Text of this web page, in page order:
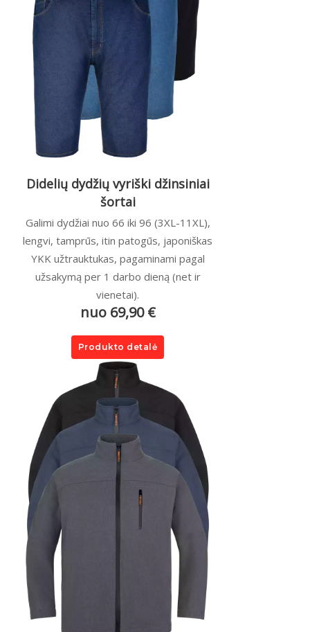
Didelių dydžių vyriški džinsiniai
šortai
Galimi dydžiai nuo 66 iki 96 (3XL-11XL),
lengvi, tamprūs, itin patogūs, japoniškas
YKK užtrauktukas, pagaminami pagal
užsakymą per 1 darbo dieną (net ir
vienetai).
nuo 69,90 €
Produkto detalė